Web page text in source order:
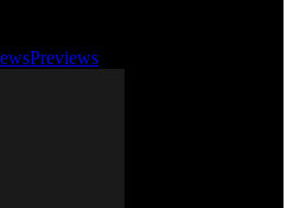
Previews